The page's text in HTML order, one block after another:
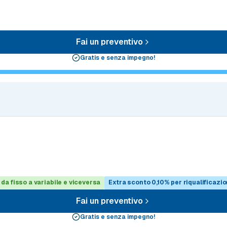
Fai un preventivo
Gratis e senza impegno!
fisso a variabile e viceversa Extra sconto 0,10% per
Fai un preventivo
Gratis e senza impegno!